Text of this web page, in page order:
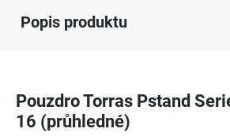
Popis produktu
Pouzdro Torras Pstand
16 (průhledné)